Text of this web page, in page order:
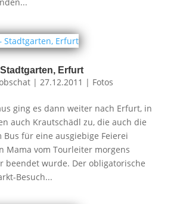
Stadtgarten, Erfurt
| 27.12.2011 | Fotos
ging es dann weiter nach Erfurt, in
auch Krautschädl zu, die auch die
Bus für eine ausgiebige Feierei
Mama vom Tourleiter morgens
beendet wurde. Der obligatorische
Besuch...